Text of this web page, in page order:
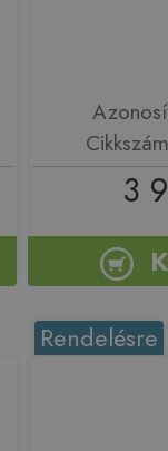
3
Rendelésre